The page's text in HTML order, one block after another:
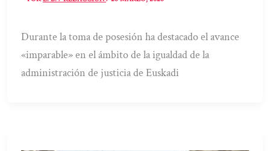
Durante la toma de posesión ha destacado el avance
«imparable» en el ámbito de la igualdad de la
administración de justicia de Euskadi